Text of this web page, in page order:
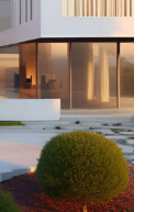
terrace